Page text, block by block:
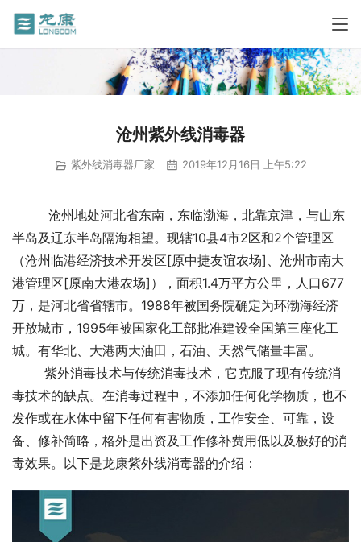
沧州紫外线消毒器
紫外线消毒器厂家 2019年12月16日 上午5:22
沧州地处河北省东南，东临渤海，北靠京津，与山东
半岛及辽东半岛隔海相望。现辖10县4市2区和2个管理区
（沧州临港经济技术开发区[原中捷友谊农场]、沧州市南大
港管理区[原南大港农场]），面积1.4万平方公里，人口677
万，是河北省省辖市。1988年被国务院确定为环渤海经济
开放城市，1995年被国家化工部批准建设全国第三座化工
城。有华北、大港两大油田，石油、天然气储量丰富。
紫外消毒技术与传统消毒技术，它克服了现有传统消
毒技术的缺点。在消毒过程中，不添加任何化学物质，也不
发作或在水体中留下任何有害物质，工作安全、可靠，设
备、修补简略，格外是出资及工作修补费用低以及极好的消
毒效果。以下是龙康紫外线消毒器的介绍：